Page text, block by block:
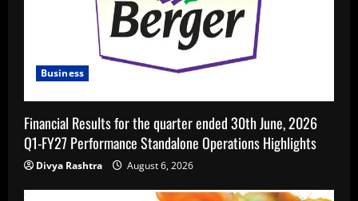
Business
Financial Results for the quarter ended 30th June, 2026
Q1-FY27 Performance Standalone Operations Highlights
Divya Rashtra August 6, 2026